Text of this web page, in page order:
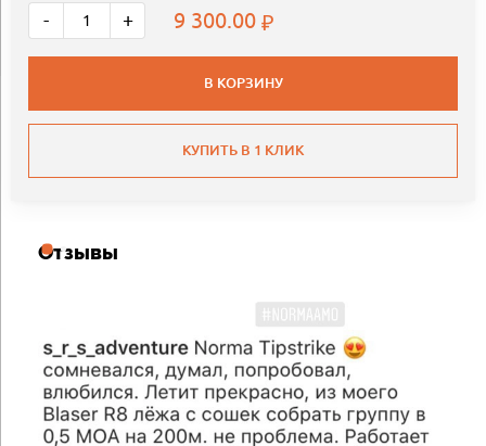
- + 9 300.00
В КОРЗИНУ
КУПИТЬ В 1 КЛИК
Отзывы